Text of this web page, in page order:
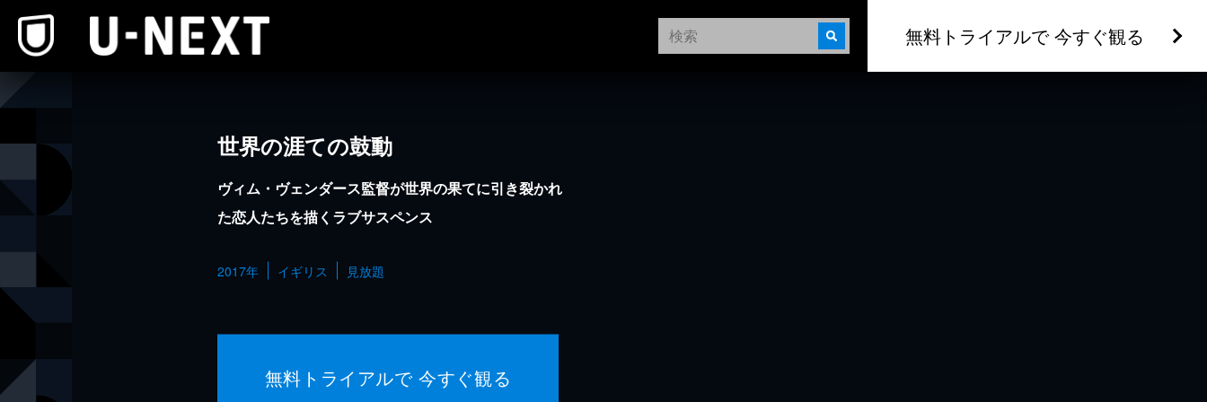
無料トライアルで 今すぐ観る
世界の涯ての鼓動
ヴィム・ヴェンダース監督が世界の果てに引き裂かれ
た恋人たちを描くラブサスペンス
2017年 イギリス 見放題
無料トライアルで 今すぐ観る